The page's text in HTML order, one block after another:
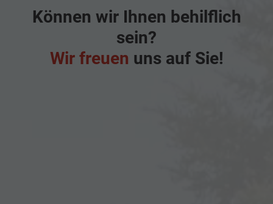
Können wir Ihnen behilflich
sein?
Wir freuen uns auf Sie!